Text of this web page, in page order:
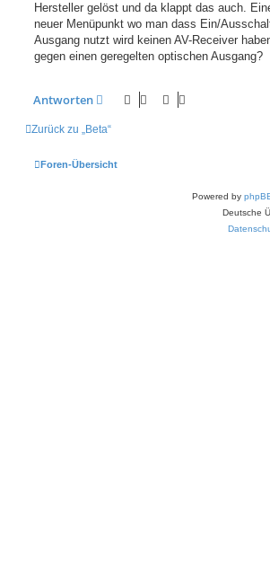
Hersteller gelöst und da klappt das auch.
neuer Menüpunkt wo man dass Ein/
Ausgang nutzt wird keinen AV-Receiver
gegen einen geregelten optischen Ausgang?
Antworten
Zurück zu „Beta“
Foren-Übersicht
Powered by
Deutsche